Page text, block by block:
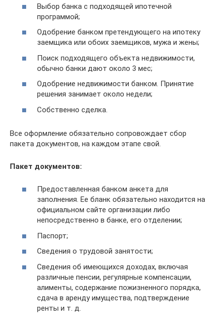
Выбор банка с подходящей ипотечной
программой;
Одобрение банком претендующего на ипотеку
заемщика или обоих заемщиков, мужа и жены;
Поиск подходящего объекта недвижимости,
обычно банки дают около 3 мес;
Одобрение недвижимости банком. Принятие
решения занимает около недели;
Собственно сделка.
Все оформление обязательно сопровождает сбор
пакета документов, на каждом этапе свой.
Пакет документов:
Предоставленная банком анкета для
заполнения. Ее бланк обязательно находится на
официальном сайте организации либо
непосредственно в банке, его отделении;
Паспорт;
Сведения о трудовой занятости;
Сведения об имеющихся доходах, включая
различные пенсии, регулярные компенсации,
алименты, содержание пожизненного порядка,
сдача в аренду имущества, подтверждение
ренты и т. д.